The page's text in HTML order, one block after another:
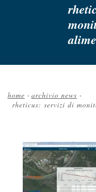
Briciole
home - archivio news -
rheticus: servizi di